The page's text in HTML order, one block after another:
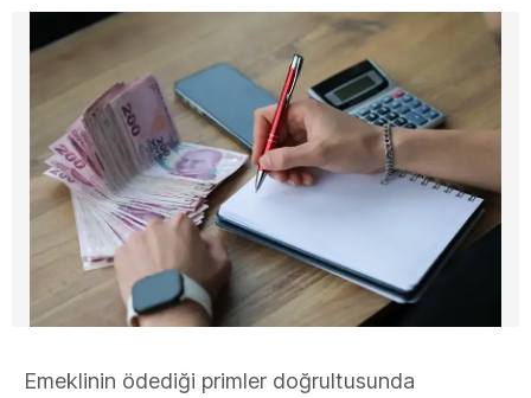
Emeklinin ödediği primler doğrultusunda